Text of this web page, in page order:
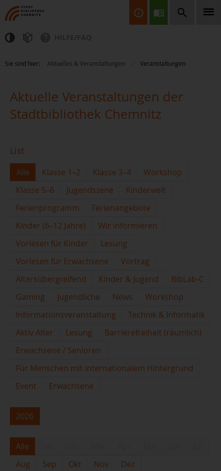
Finden Sie Informationen, Bücher, CDs & DVDs, Spiele, BluRays,
Zeitschriften und vieles mehr...
Sie sind hier: Aktuelles & Veranstaltungen Veranstaltungen
Aktuelle Veranstaltungen der
Stadtbibliothek Chemnitz
List
Alle Klasse 1–2 Klasse 3–4
Workshop
Klasse 5–6
Jugendszene
Kinderwelt
Ferienprogramm
Ferienangebote
Kinder (6–12 Jahre)
Wir informieren
Vorlesen für Kinder
Lesung
Vorlesen für Erwachsene
Vortrag
Altersübergreifend
Kinder & Jugend
BibLab-C
Gaming
Jugendliche News
Workshop
Informationsveranstaltung
Technik & Informatik
Aktiv Älter
Lesung
Barrierefreiheit (räumlich)
Erwachsene / Senioren
Für Menschen mit internationalem Hintergrund
Event
Erwachsene
2026
Alle
Aug
Sep Okt Nov Dez